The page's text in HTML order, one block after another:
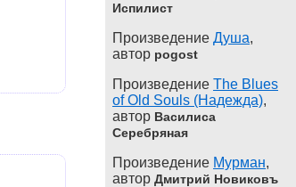
Испилист
Произведение Душа,
автор pogost
Произведение The Blues
of Old Souls (Надежда),
автор Василиса
Серебряная
Произведение Мурман,
автор Дмитрий Новиковъ